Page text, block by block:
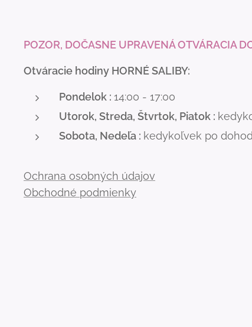
POZOR, DOČASNE UPRAVENÁ OTVÁRACIA
Otváracie hodiny HORNÉ SALIBY:
Pondelok : 14:00 - 17:00
Utorok, Streda, Štvrtok, Piatok :
Sobota, Nedeľa : kedykoľvek po
Ochrana osobných údajov
Obchodné podmienky